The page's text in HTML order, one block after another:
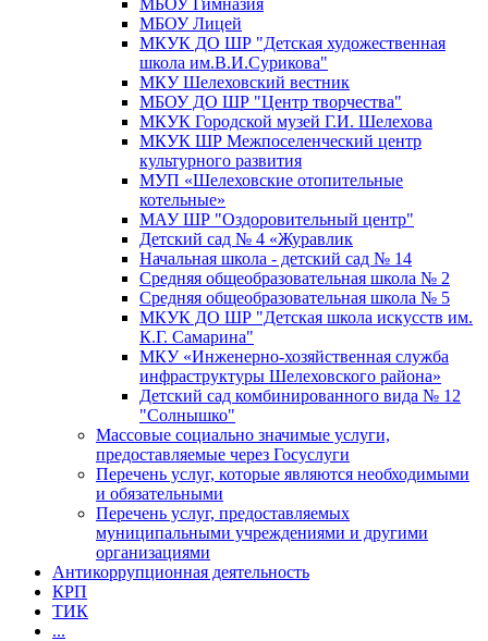
МБОУ Лицей
МКУК ДО ШР "Детская художественная
школа им.В.И.Сурикова"
МКУ Шелеховский вестник
МБОУ ДО ШР "Центр творчества"
МКУК Городской музей Г.И. Шелехова
МКУК ШР Межпоселенческий центр
культурного развития
МУП «Шелеховские отопительные
котельные»
МАУ ШР "Оздоровительный центр"
Детский сад № 4 «Журавлик
Начальная школа - детский сад № 14
Средняя общеобразовательная школа № 2
Средняя общеобразовательная школа № 5
МКУК ДО ШР "Детская школа искусств им.
К.Г. Самарина"
МКУ «Инженерно-хозяйственная служба
инфраструктуры Шелеховского района»
Детский сад комбинированного вида № 12
"Солнышко"
Массовые социально значимые услуги,
предоставляемые через Госуслуги
Перечень услуг, которые являются необходимыми
и обязательными
Перечень услуг, предоставляемых
муниципальными учреждениями и другими
организациями
Антикоррупционная деятельность
КРП
ТИК
...